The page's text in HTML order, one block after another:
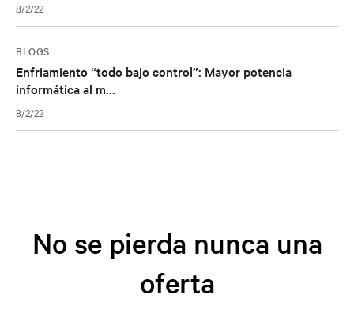
8/2/22
BLOGS
Enfriamiento “todo bajo control”: Mayor potencia
informática al m...
8/2/22
No se pierda nunca una
oferta